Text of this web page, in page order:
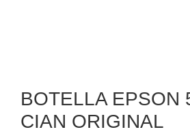
BOTELLA EPSON
CIAN ORIGINAL